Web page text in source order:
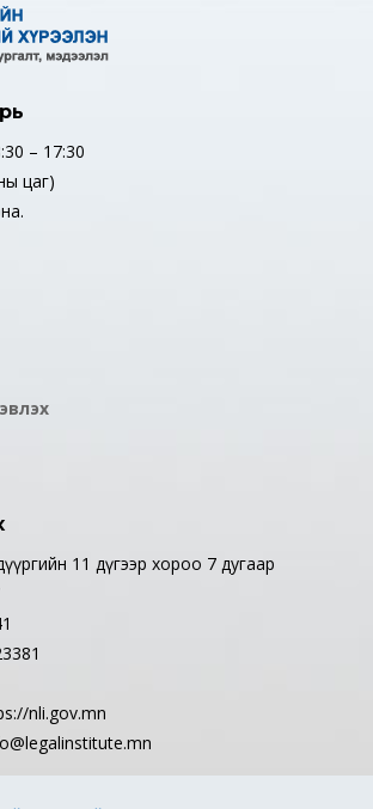
– 17:30
цаг)
11 дүгээр хороо 7 дугаар
nli.gov.mn